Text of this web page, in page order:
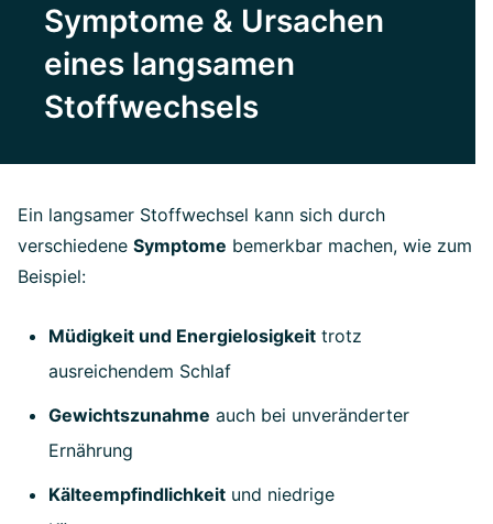
Symptome & Ursachen
eines langsamen
Stoffwechsels
Ein langsamer Stoffwechsel kann sich durch
verschiedene Symptome bemerkbar machen, wie zum
Beispiel:
Müdigkeit und Energielosigkeit trotz
ausreichendem Schlaf
Gewichtszunahme auch bei unveränderter
Ernährung
Kälteempfindlichkeit und niedrige